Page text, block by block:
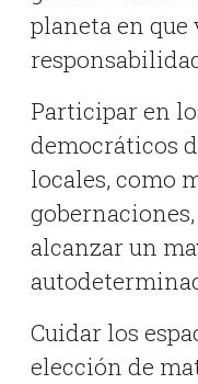
planeta en que
Participar en
democráticos
locales, como
alcanzar un
Cuidar los
elección de